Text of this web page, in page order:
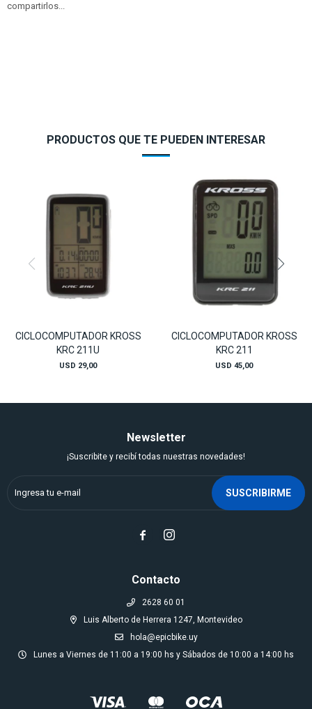
compartirlos...
PRODUCTOS QUE TE PUEDEN INTERESAR
CICLOCOMPUTADOR KROSS
KRC 211U
USD 29,00
CICLOCOMPUTADOR KROSS
KRC 211
USD 45,00
Contacto
2628 60 01
Luis Alberto de Herrera 1247, Montevideo
hola@epicbike.uy
Lunes a Viernes de 11:00 a 19:00 hs y Sábados de 10:00 a 14:00 hs
Newsletter
¡Suscribite y recibí todas nuestras novedades!
SUSCRIBIRME
 